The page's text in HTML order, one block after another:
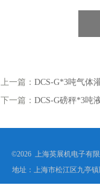
上一篇： DCS-G*3吨气体
下一篇： DCS-G磅秤*3吨
©2026 上海英展机电子有
地址：上海市松江区九亭镇